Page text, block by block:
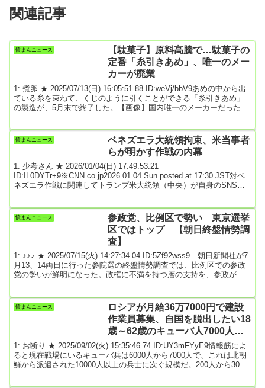
関連記事
憤まんニュース
【駄菓子】原料高騰で…駄菓子の
定番「糸引きあめ」、唯一のメー
カーが廃業
1: 煮卵 ★ 2025/07/13(日) 16:05:51.88 ID:weVj/bbV9あめの中から出
ている糸を束ねて、くじのように引くことができる「糸引きあめ」
の製造が、5月末で終了した。【画像】国内唯一のメーカーだった耕
ていた三恵子さん（69）は「長年心を込めて製造していたので、少
し残念なのと寂しさを感じています。多くのねぎらいの言葉やお手
紙をいただき、感謝しておりま...
憤まんニュース
ベネズエラ大統領拘束、米当事者
らが明かす作戦の内幕
1: 少考さん ★ 2026/01/04(日) 17:49:53.21
ID:IL0DYTr+9※CNN.co.jp2026.01.04 Sun posted at 17:30 JST対ベ
ネズエラ作戦に関連してトランプ米大統領（中央）が自身のSNSに
の写真やX（旧ツイッター）上のライブ映像によると、トランプ米大
統領はその時、フロリ...
憤まんニュース
参政党、比例区で勢い 東京選挙
区ではトップ 【朝日終盤情勢調
査】
1: ♪♪♪ ★ 2025/07/15(火) 14:27:34.04 ID:5Zf92wss9 朝日新聞社が7
月13、14両日に行った参院選の終盤情勢調査では、比例区での参政
党の勢いが鮮明になった。政権に不満を持つ層の支持を、参政が取
党17%、立憲民主党16%、自民党15%と分散していたが、終盤では
自民が11%に減らし、立憲、国民が横ばいの一方、参政は22%に増
憤まんニュース
ロシアが月給36万7000円で建設
作業員募集、自国を脱出したい18
歳～62歳のキューバ人7000人が
応募、ウクライナ最前線に配属、
給料未払い
1: お断り ★ 2025/09/02(火) 15:35:46.74 ID:UY3mFYyE9情報筋によ
ると現在戦場にいるキューバ兵は6000人から7000人で、これは北朝
鮮から派遣された10000人以上の兵士に次ぐ規模だ。200人から300